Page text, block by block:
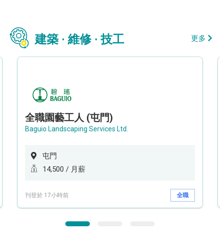
建築 · 維修 · 技工 更多
全職園藝工人 (屯門)
Baguio Landscaping Services Ltd.
屯門
14,500 / 月薪
刊登於 17小時前 全職